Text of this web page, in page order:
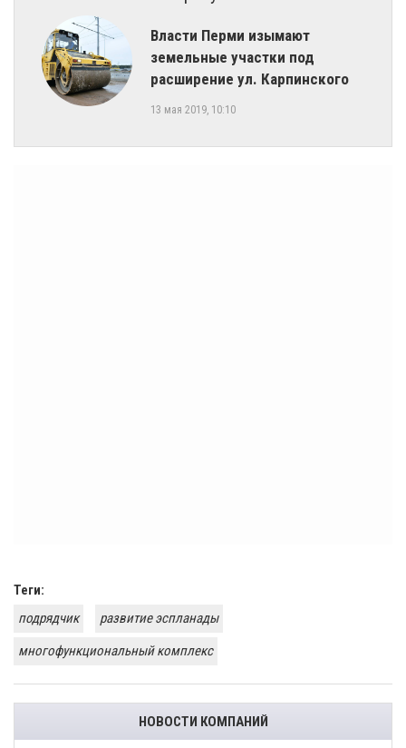
Власти Перми изымают
земельные участки под
расширение ул. Карпинского
13 мая 2019, 10:10
Теги:
подрядчик
развитие эспланады
многофункциональный комплекс
НОВОСТИ КОМПАНИЙ